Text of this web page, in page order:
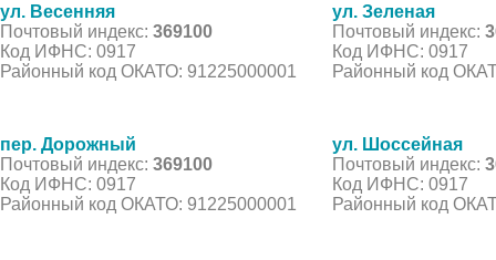
ул. Весенняя
Почтовый индекс: 369100
Код ИФНС: 0917
Районный код ОКАТО: 91225000001
ул. Зеленая
Почтовый индекс:
Код ИФНС: 0917
Районный код
пер. Дорожный
Почтовый индекс: 369100
Код ИФНС: 0917
Районный код ОКАТО: 91225000001
ул. Шоссейная
Почтовый индекс:
Код ИФНС: 0917
Районный код